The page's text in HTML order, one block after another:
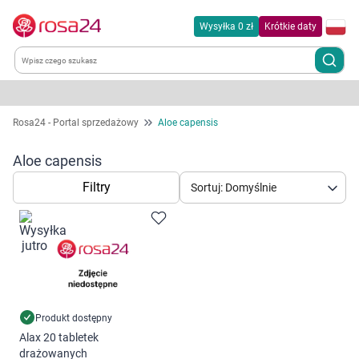
Korzystamy z plików cookies w celu
Wysyłka 0 zł Krótkie daty
Kategorie
Chemia gospodarcza
Dla zwierząt
Dom i ogród
Kobieta w ciąży i mama
Rosa24 - Portal sprzedażowy Aloe capensis
Aloe capensis
Filtry Sortuj: Domyślnie
Produkt dostępny
Alax 20 tabletek
drażowanych